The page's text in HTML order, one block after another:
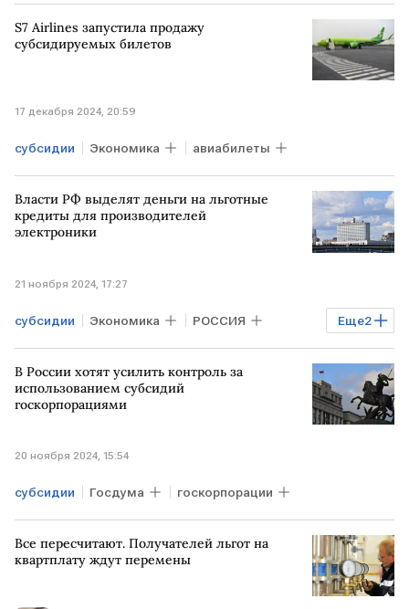
уплата налогов
S7 Airlines запустила продажу
субсидируемых билетов
17 декабря 2024, 20:59
субсидии Экономика авиабилеты
Власти РФ выделят деньги на льготные
кредиты для производителей
электроники
21 ноября 2024, 17:27
Еще2
субсидии Экономика РОССИЯ
Правительство РФ электроника
В России хотят усилить контроль за
использованием субсидий
госкорпорациями
20 ноября 2024, 15:54
субсидии Госдума госкорпорации
Все пересчитают. Получателей льгот на
квартплату ждут перемены